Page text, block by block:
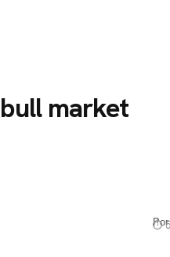
market
⏱